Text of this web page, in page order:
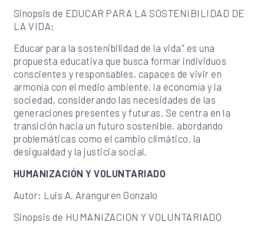
Sinopsis de EDUCAR PARA LA SOSTENIBILIDAD DE
LA VIDA:
Educar para la sostenibilidad de la vida" es una
propuesta educativa que busca formar individuos
conscientes y responsables, capaces de vivir en
armonía con el medio ambiente, la economía y la
sociedad, considerando las necesidades de las
generaciones presentes y futuras. Se centra en la
transición hacia un futuro sostenible, abordando
problemáticas como el cambio climático, la
desigualdad y la justicia social.
HUMANIZACIÓN Y VOLUNTARIADO
Autor: Luis A. Aranguren Gonzalo
Sinopsis de HUMANIZACION Y VOLUNTARIADO